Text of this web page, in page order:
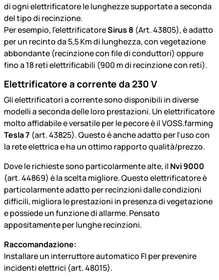
di ogni elettrificatore le lunghezze supportate a seconda
del tipo di recinzione.
Per esempio, l’elettrificatoreSirus 8 (Art. 43805), è adatto
per un recinto da 5,5 Km di lunghezza, con vegetazione
abbondante (recinzione con file di conduttori) oppure
fino a 18 reti elettrificabili (900 m di recinzione con reti).
Elettrificatore a corrente da 230 V
Gli elettrificatori a corrente sono disponibili in diverse
modelli a seconda delle loro prestazioni. Un elettrificatore
molto affidabile e versatile per le pecore è il VOSS.farming
Tesla 7 (art. 43825). Questo è anche adatto per l'uso con
la rete elettrica e ha un ottimo rapporto qualità/prezzo.
Dove le richieste sono particolarmente alte, il Nvi 9000
(art. 44869) è la scelta migliore. Questo elettrificatore è
particolarmente adatto per recinzioni dalle condizioni
difficili, migliora le prestazioni in presenza di vegetazione
e possiede un funzione di allarme. Pensato
appositamente per lunghe recinzioni.
Raccomandazione:
Installare un interruttore automatico FI per prevenire
incidenti elettrici (art. 48015).